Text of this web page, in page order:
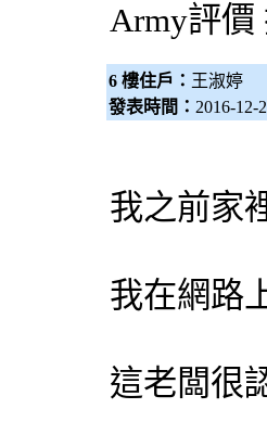
Army評價
6 樓住戶： 王淑婷
發表時間： 2016-12-
我之前家
我在網路
這老闆很